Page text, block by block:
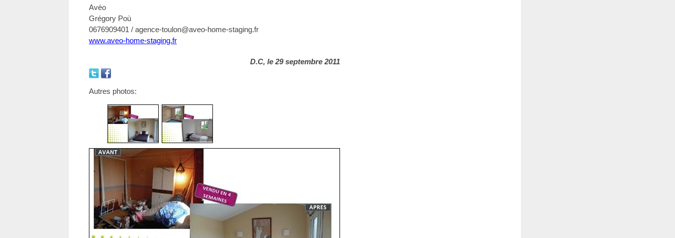
Avéo
Grégory Poù
0676909401 / agence-toulon@aveo-home-staging.fr
www.aveo-home-staging.fr
D.C, le 29 septembre 2011
Autres photos: